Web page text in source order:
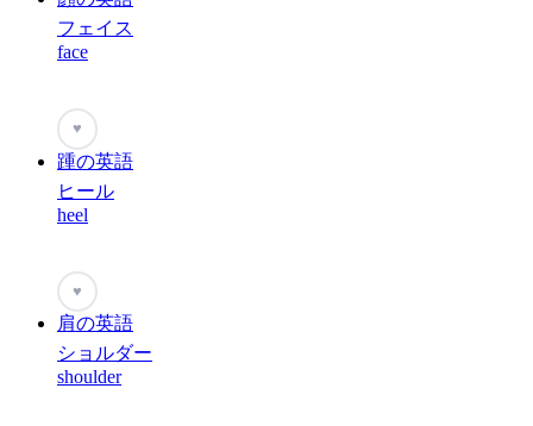
フェイス
face
♥
踵の英語
ヒール
heel
♥
肩の英語
ショルダー
shoulder